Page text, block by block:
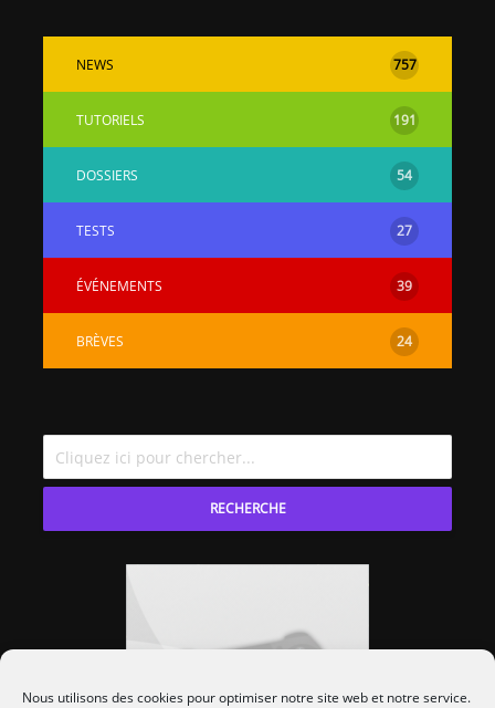
Nous utilisons des cookies pour optimiser notre site web et notre service.
NEWS 757
TUTORIELS 191
DOSSIERS 54
TESTS 27
ÉVÉNEMENTS 39
BRÈVES 24
RECHERCHE